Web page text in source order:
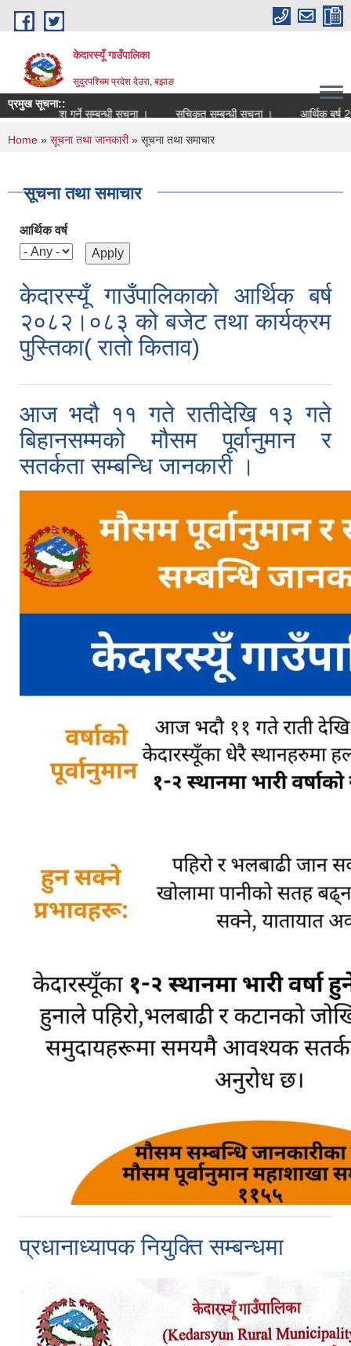
Skip to main content
केदारस्यूँ गाउँपालिका
सुदुरपश्चिम प्रदेश देउरा, बझाङ
प्रमुख सूचना::
पेश गर्ने सम्बन्धी सूचना ।
सूचिकृत सम्बन्धी सूचना । आर्थिक बर्ष 2081.082
You are here
Home » सूचना तथा जानकारी» सूचना तथा समाचार
सूचना तथा समाचार
आर्थिक वर्ष
केदारस्यूँ गाउँपालिकाकाे आर्थिक बर्ष
२०८२।०८३ को बजेट तथा कार्यक्रम
पुस्तिका( रातो किताव)
आज भदौ ११ गते रातीदेखि १३ गते
बिहानसम्मको मौसम पूर्वानुमान र
सतर्कता सम्बन्धि जानकारी ।
प्रधानाध्यापक नियुक्ति सम्बन्धमा